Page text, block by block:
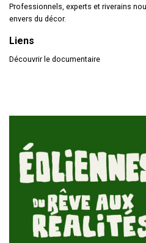
Professionnels, experts et riverains
envers du décor.
Liens
Découvrir le documentaire